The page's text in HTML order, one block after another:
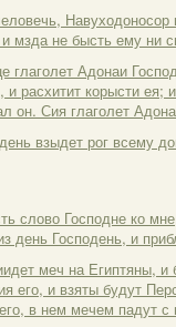
мзда не бысть ему ни
глаголет Адонаи
и расхитит корысти
он. Сия глаголет
взыдет рог всему
слово Господне ко
день Господень, и
меч на Египтяны,
его, и взяты будут
в нем мечем падут с